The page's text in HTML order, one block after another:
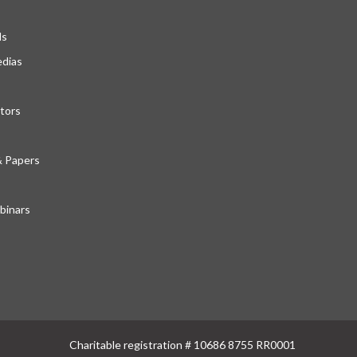
Papers
Charitable registration # 10686 8755 RR0001